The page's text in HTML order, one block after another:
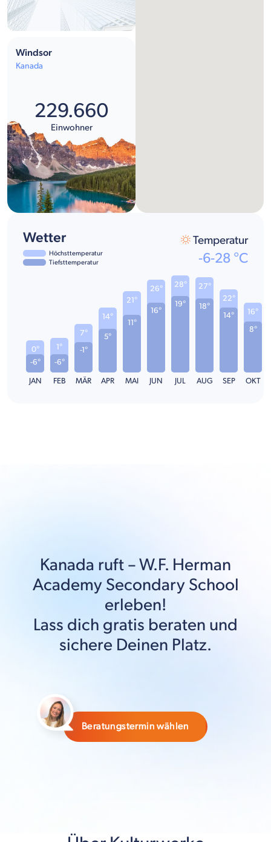
Windsor
Kanada
229.660
Einwohner
Wetter
Höchsttemperatur
Tiefsttemperatur
Temperatur
-6-28 °C
-6°
0°
JAN
-6°
1°
FEB
-1°
7°
MÄR
5°
14°
APR
11°
21°
MAI
16°
26°
JUN
19°
28°
JUL
18°
27°
AUG
14°
22°
SEP
8°
16°
OKT
Kanada ruft –W.F. Herman
Academy Secondary School
erleben!
Lass dich gratis beraten und
sichere Deinen Platz.
Beratungstermin wählen